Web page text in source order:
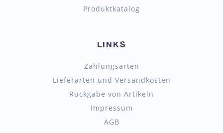
Produktkatalog
LINKS
Zahlungsarten
Lieferarten und Versandkosten
Rückgabe von Artikeln
Impressum
AGB